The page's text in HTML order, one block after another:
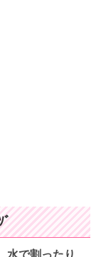
ﾞ
水で割ったり